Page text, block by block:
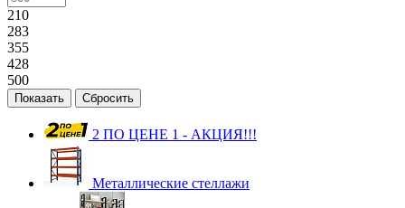
210
283
355
428
500
Сбросить
2 ПО ЦЕНЕ 1 - АКЦИЯ!!!
Металлические стеллажи